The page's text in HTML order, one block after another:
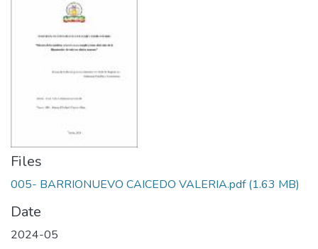
Files
005- BARRIONUEVO CAICEDO VALERIA.pdf(1.63 MB)
Date
2024-05